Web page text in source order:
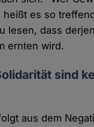
heißt es so
lesen, dass
ernten wird.
sind
aus dem